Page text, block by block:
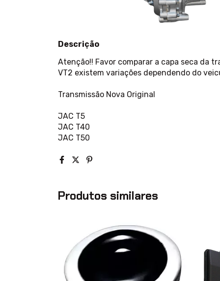
Descrição
Atenção!! Favor comparar a capa seca da
VT2 existem variações dependendo do
Transmissão Nova Original
JAC T5
JAC T40
JAC T50
Produtos similares